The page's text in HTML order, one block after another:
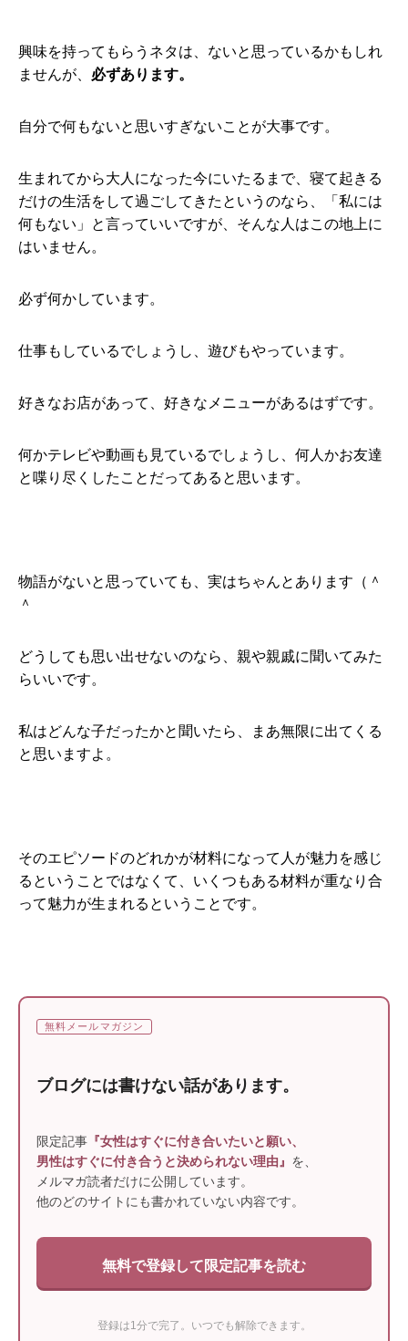
興味を持ってもらうネタは、ないと思っているかもしれ
ませんが、 必ずあります。
自分で何もないと思いすぎないことが大事です。
生まれてから大人になった今にいたるまで、寝て起きる
だけの生活をして過ごしてきたというのなら、「私には
何もない」と言っていいですが、そんな人はこの地上に
はいません。
必ず何かしています。
仕事もしているでしょうし、遊びもやっています。
好きなお店があって、好きなメニューがあるはずです。
何かテレビや動画も見ているでしょうし、何人かお友達
と喋り尽くしたことだってあると思います。
物語がないと思っていても、実はちゃんとあります（＾
＾
どうしても思い出せないのなら、親や親戚に聞いてみた
らいいです。
私はどんな子だったかと聞いたら、まあ無限に出てくる
と思いますよ。
そのエピソードのどれかが材料になって人が魅力を感じ
るということではなくて、いくつもある材料が重なり合
って魅力が生まれるということです。
無料メールマガジン
ブログには書けない話があります。
限定記事 『女性はすぐに付き合いたいと願い、
男性はすぐに付き合うと決められない理由』 を、
メルマガ読者だけに公開しています。
他のどのサイトにも書かれていない内容です。
無料で登録して限定記事を読む
登録は1分で完了。いつでも解除できます。